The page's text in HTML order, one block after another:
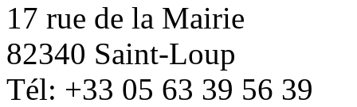
17 rue de la Mairie
82340 Saint-Loup
Tél: +33 05 63 39 56 39